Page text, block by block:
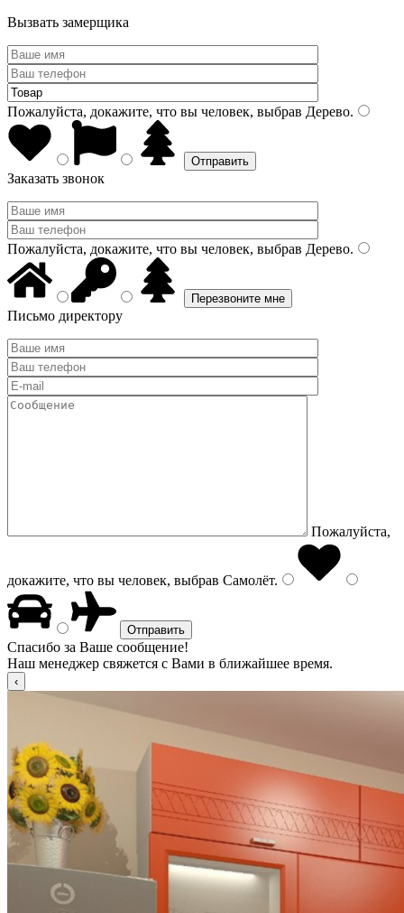
Вызвать замерщика
Пожалуйста, докажите, что вы человек, выбрав Дерево.
Заказать звонок
Пожалуйста, докажите, что вы человек, выбрав Дерево.
Письмо директору
Пожалуйста,
докажите, что вы человек, выбрав Самолёт.
Спасибо за Ваше сообщение!
Наш менеджер свяжется с Вами в ближайшее время.